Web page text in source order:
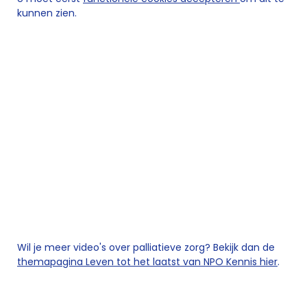
kunnen zien.
Wil je meer video's over palliatieve zorg? Bekijk dan de
themapagina Leven tot het laatst van NPO Kennis hier.